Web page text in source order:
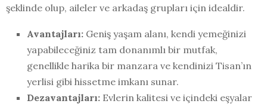
şeklinde olup, aileler ve arkadaş grupları için idealdir.
Avantajları: Geniş yaşam alanı, kendi yemeğinizi
yapabileceğiniz tam donanımlı bir mutfak,
genellikle harika bir manzara ve kendinizi Tisan’ın
yerlisi gibi hissetme imkanı sunar.
Dezavantajları: Evlerin kalitesi ve içindeki eşyalar